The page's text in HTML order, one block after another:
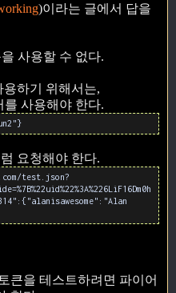
)이라는 글에서 답을
사용할 수 없다.
하기 위해서는,
를 사용해야 한다.
요청해야 한다.
test.json?
큰을 테스트하려면 파이어